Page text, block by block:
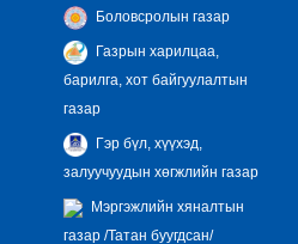
Боловсролын газар
Газрын харилцаа,
барилга, хот байгуулалтын
газар
Гэр бүл, хүүхэд,
залуучуудын хөгжлийн газар
Мэргэжлийн хяналтын
газар /Татан буугдсан/